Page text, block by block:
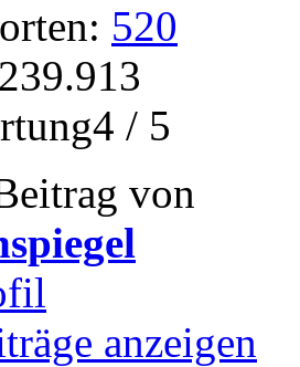
520
/ 5
von
anzeigen